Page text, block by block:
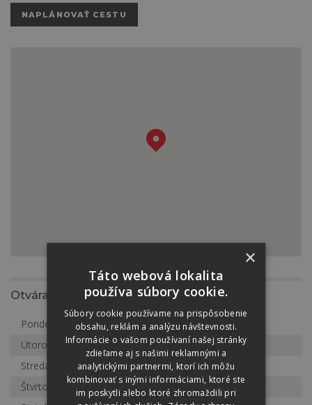
NAPLÁNOVAŤ CESTU
Otváracia doba
Pondelok
7:30-16:00
Utorok
7:30-16:00
Streda
7:30-16:00
Štvrtok
7:30-16:00
×
Táto webová lokalita
používa súbory cookie.
Súbory cookie používame na prispôsobenie
obsahu, reklám a analýzu návštevnosti.
Informácie o vašom používaní našej stránky
zdieľame aj s našimi reklamnými a
analytickými partnermi, ktorí ich môžu
kombinovať s inými informáciami, ktoré ste
im poskytli alebo ktoré zhromaždili pri